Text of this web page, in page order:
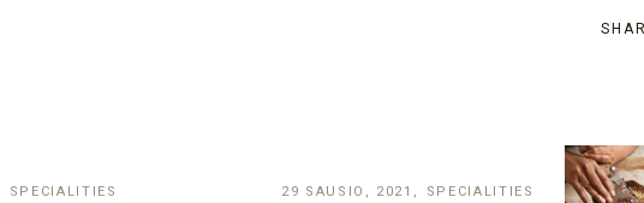
SPECIALITIES 29 SAUSIO, 2021 SPECIALITIES